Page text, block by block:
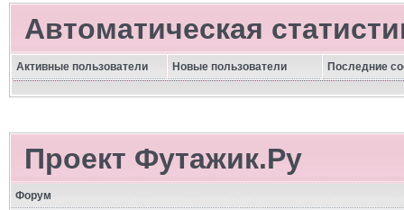
Автоматическая
Активные пользователи Новые пользователи Последние
Проект Футажик.Ру
Форум